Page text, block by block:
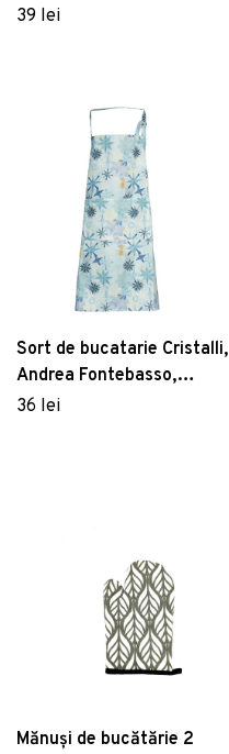
Fontebasso, 84x82 cm,
39 lei
Sort de bucatarie Cristalli,
Andrea Fontebasso,
84x82 cm, bumbac,
36 lei
Mănuși de bucătărie 2